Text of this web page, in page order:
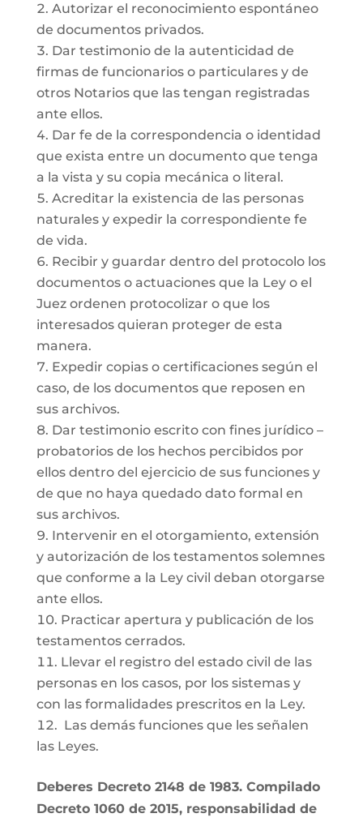
Autorizar el reconocimiento espontáneo
de documentos privados.
Dar testimonio de la autenticidad de
firmas de funcionarios o particulares y de
otros Notarios que las tengan registradas
ante ellos.
Dar fe de la correspondencia o identidad
que exista entre un documento que tenga
a la vista y su copia mecánica o literal.
Acreditar la existencia de las personas
naturales y expedir la correspondiente fe
de vida.
Recibir y guardar dentro del protocolo los
documentos o actuaciones que la Ley o el
Juez ordenen protocolizar o que los
interesados quieran proteger de esta
manera.
Expedir copias o certificaciones según el
caso, de los documentos que reposen en
sus archivos.
Dar testimonio escrito con fines jurídico –
probatorios de los hechos percibidos por
ellos dentro del ejercicio de sus funciones y
de que no haya quedado dato formal en
sus archivos.
Intervenir en el otorgamiento, extensión
y autorización de los testamentos solemnes
que conforme a la Ley civil deban otorgarse
ante ellos.
Practicar apertura y publicación de los
testamentos cerrados.
Llevar el registro del estado civil de las
personas en los casos, por los sistemas y
con las formalidades prescritos en la Ley.
Las demás funciones que les señalen
las Leyes.
Deberes Decreto 2148 de 1983. Compilado
Decreto 1060 de 2015, responsabilidad de